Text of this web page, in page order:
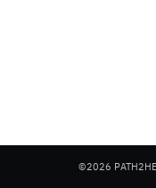
©2026